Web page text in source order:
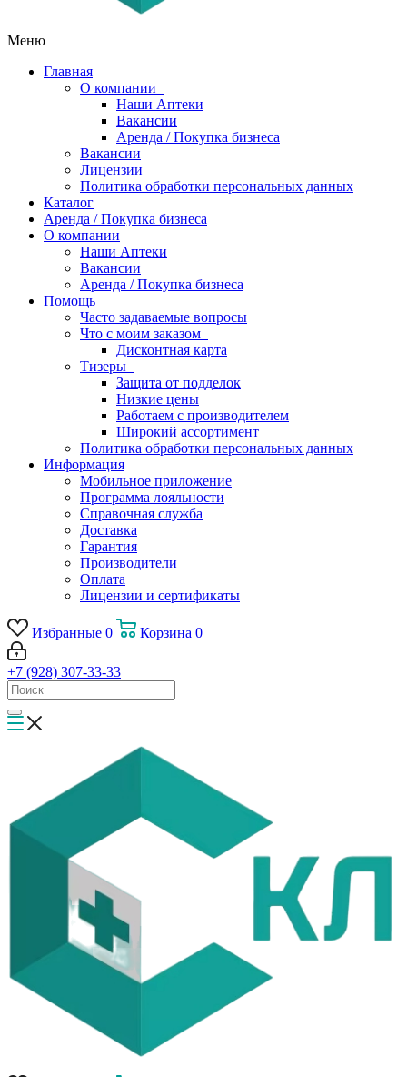
Меню
Главная
О компании
Наши Аптеки
Вакансии
Аренда / Покупка бизнеса
Вакансии
Лицензии
Политика обработки персональных данных
Каталог
Аренда / Покупка бизнеса
О компании
Наши Аптеки
Вакансии
Аренда / Покупка бизнеса
Помощь
Часто задаваемые вопросы
Что с моим заказом
Дисконтная карта
Тизеры
Защита от подделок
Низкие цены
Работаем с производителем
Широкий ассортимент
Политика обработки персональных данных
Информация
Мобильное приложение
Программа лояльности
Справочная служба
Доставка
Гарантия
Производители
Оплата
Лицензии и сертификаты
Избранные 0 Корзина 0
+7 (928) 307-33-33